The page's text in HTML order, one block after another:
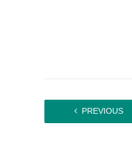
PREVIOUS